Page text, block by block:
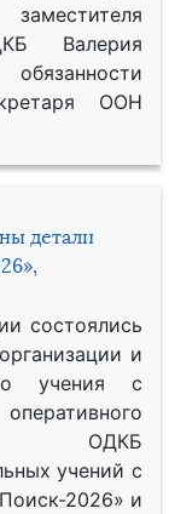
Валерия
ООН
детали
состоялись
и
учения с
ОДКБ
учений с
2026» и